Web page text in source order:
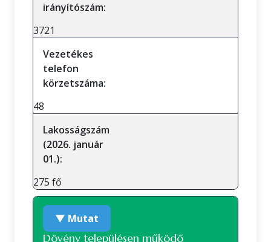
irányítószám:
3721
Vezetékes
telefon
körzetszáma:
48
Lakosságszám
(2026. január
01.):
275 fő
▼ Mutat
Dövény településen működő